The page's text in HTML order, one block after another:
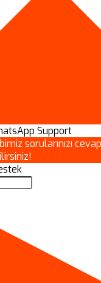
sorularınızı